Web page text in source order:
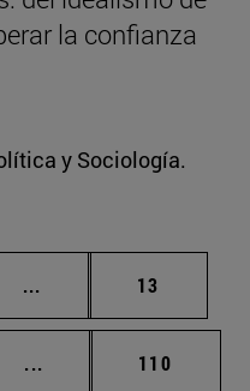
la confianza
y Sociología.
... Páginas intermedias
Página
13
... Páginas intermedias
Página
110